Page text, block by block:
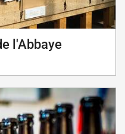
l'Abbaye